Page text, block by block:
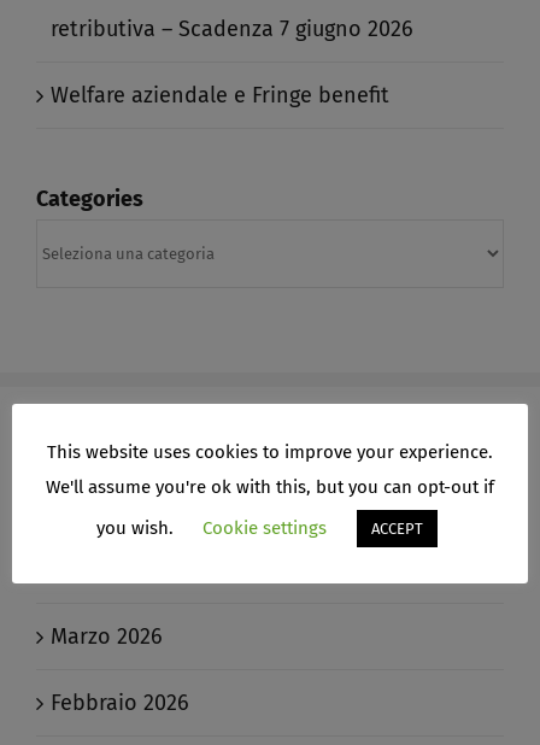
retributiva – Scadenza 7 giugno 2026​
Welfare aziendale e Fringe benefit​
Categories
ARCHIVI
Marzo 2026
Febbraio 2026
This website uses cookies to improve your experience.
We'll assume you're ok with this, but you can opt-out if
you wish.
Cookie settings ACCEPT